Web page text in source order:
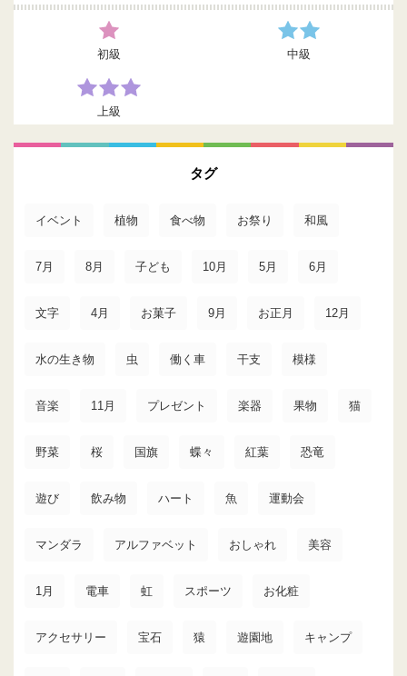
初級 中級
上級
タグ
イベント 植物 食べ物 お祭り 和風
7月 8月 子ども 10月 5月 6月
文字 4月 お菓子 9月 お正月 12月
水の生き物 虫 働く車 干支 模様
音楽 11月 プレゼント 楽器 果物 猫
野菜 桜 国旗 蝶々 紅葉 恐竜
遊び 飲み物 ハート 魚 運動会
マンダラ アルファベット おしゃれ 美容
1月 電車 虹 スポーツ お化粧
アクセサリー 宝石 猿 遊園地 キャンプ